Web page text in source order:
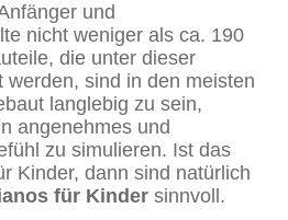
und
nicht weniger als ca. 190
die unter dieser
werden, sind in den meisten
langlebig zu sein,
angenehmes und
zu simulieren. Ist das
Kinder, dann sind natürlich
für Kinder sinnvoll.